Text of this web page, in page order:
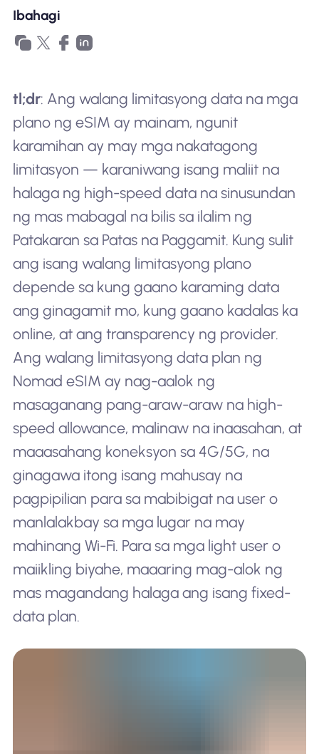
Ibahagi
tl;dr: Ang walang limitasyong data na mga
plano ng eSIM ay mainam, ngunit
karamihan ay may mga nakatagong
limitasyon — karaniwang isang maliit na
halaga ng high-speed data na sinusundan
ng mas mabagal na bilis sa ilalim ng
Patakaran sa Patas na Paggamit. Kung sulit
ang isang walang limitasyong plano
depende sa kung gaano karaming data
ang ginagamit mo, kung gaano kadalas ka
online, at ang transparency ng provider.
Ang walang limitasyong data plan ng
Nomad eSIM ay nag-aalok ng
masaganang pang-araw-araw na high-
speed allowance, malinaw na inaasahan, at
maaasahang koneksyon sa 4G/5G, na
ginagawa itong isang mahusay na
pagpipilian para sa mabibigat na user o
manlalakbay sa mga lugar na may
mahinang Wi-Fi. Para sa mga light user o
maiikling biyahe, maaaring mag-alok ng
mas magandang halaga ang isang fixed-
data plan.